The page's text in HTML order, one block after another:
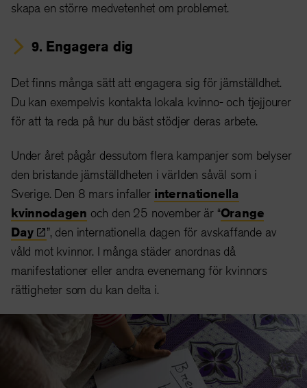
skapa en större medvetenhet om problemet.
9. Engagera dig
Det finns många sätt att engagera sig för jämställdhet.
Du kan exempelvis kontakta lokala kvinno- och tjejjourer
för att ta reda på hur du bäst stödjer deras arbete.
Under året pågår dessutom flera kampanjer som belyser
den bristande jämställdheten i världen såväl som i
Sverige. Den 8 mars infaller internationella
kvinnodagen och den 25 november är “Orange
Day
”, den internationella dagen för avskaffande av
våld mot kvinnor. I många städer anordnas då
manifestationer eller andra evenemang för kvinnors
rättigheter som du kan delta i.